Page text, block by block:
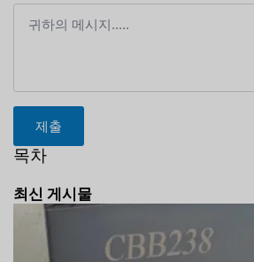
제출
목차
최신 게시물